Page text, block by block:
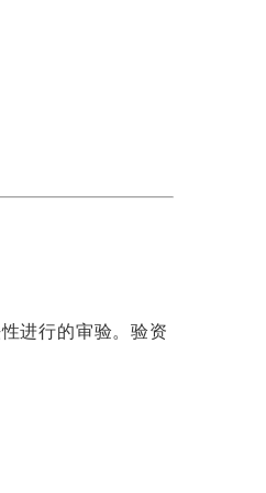
进行的审验。验资